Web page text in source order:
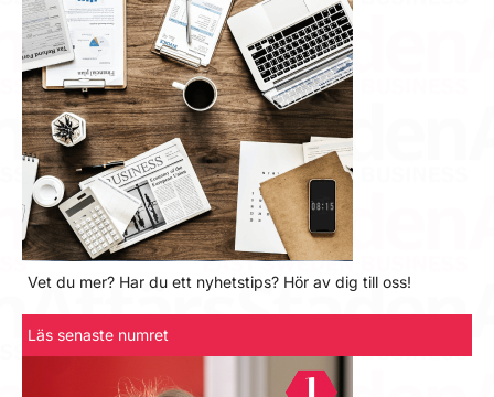
Vet du mer? Har du ett nyhetstips? Hör av dig till oss!
Läs senaste numret